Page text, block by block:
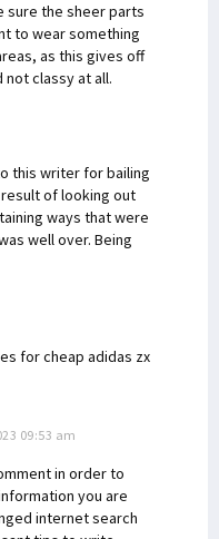
sure the sheer parts
to wear something
as this gives off
classy at all.
this writer for bailing
of looking out
ways that were
well over. Being
for cheap adidas zx
09:53 am
in order to
you are
internet search